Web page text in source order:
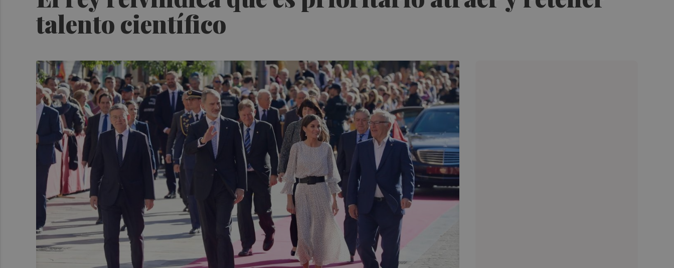
talento científico